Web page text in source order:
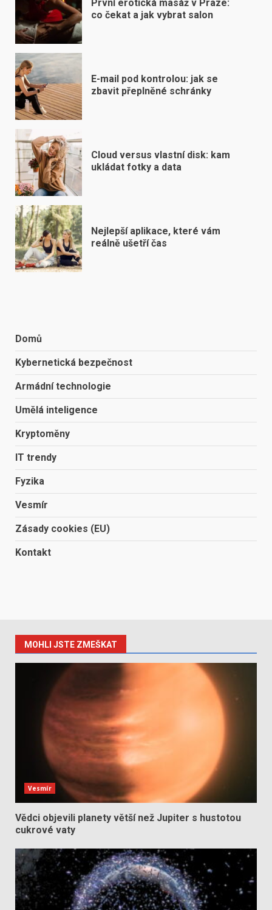
První erotická masáž v Praze:
co čekat a jak vybrat salon
E-mail pod kontrolou: jak se
zbavit přeplněné schránky
Cloud versus vlastní disk: kam
ukládat fotky a data
Nejlepší aplikace, které vám
reálně ušetří čas
Domů
Kybernetická bezpečnost
Armádní technologie
Umělá inteligence
Kryptoměny
IT trendy
Fyzika
Vesmír
Zásady cookies (EU)
Kontakt
MOHLI JSTE ZMEŠKAT
Vesmír
Vědci objevili planety větší než Jupiter s hustotou
cukrové vaty